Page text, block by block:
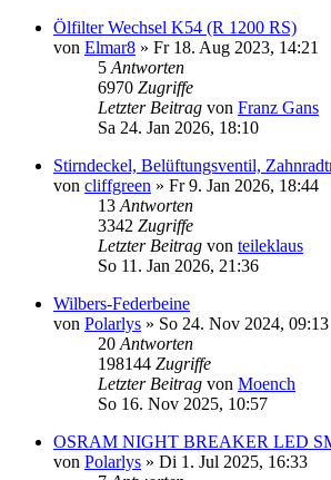
Ölfilter Wechsel K54 (R 1200 RS)
von Elmar8 » Fr 18. Aug 2023, 14:21
5 Antworten
6970 Zugriffe
Letzter Beitrag von Franz Gans
Sa 24. Jan 2026, 18:10
Stirndeckel, Belüftungsventil,
von cliffgreen » Fr 9. Jan 2026, 18:44
13 Antworten
3342 Zugriffe
Letzter Beitrag von teileklaus
So 11. Jan 2026, 21:36
Wilbers-Federbeine
von Polarlys » So 24. Nov 2024, 09:13
20 Antworten
198144 Zugriffe
Letzter Beitrag von Moench
So 16. Nov 2025, 10:57
OSRAM NIGHT BREAKER LED
von Polarlys » Di 1. Jul 2025, 16:33